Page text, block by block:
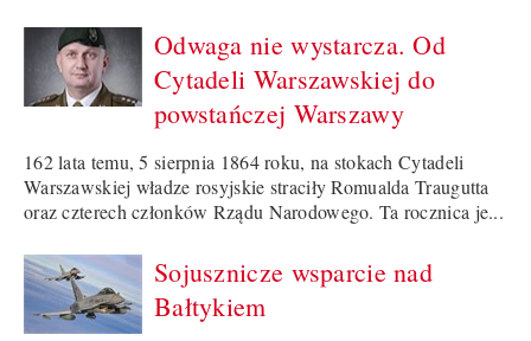
Odwaga nie wystarcza. Od
Cytadeli Warszawskiej do
powstańczej Warszawy
162 lata temu, 5 sierpnia 1864 roku, na stokach Cytadeli
Warszawskiej władze rosyjskie straciły Romualda Traugutta
oraz czterech członków Rządu Narodowego. Ta rocznica je...
Sojusznicze wsparcie nad
Bałtykiem